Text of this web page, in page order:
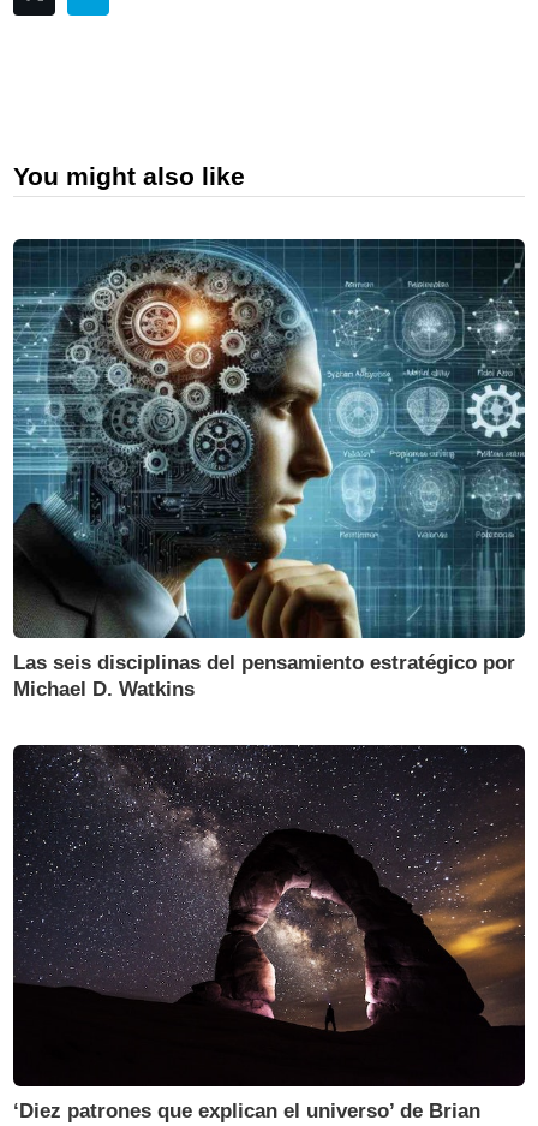
You might also like
Las seis disciplinas del pensamiento estratégico por
Michael D. Watkins
‘Diez patrones que explican el universo’ de Brian